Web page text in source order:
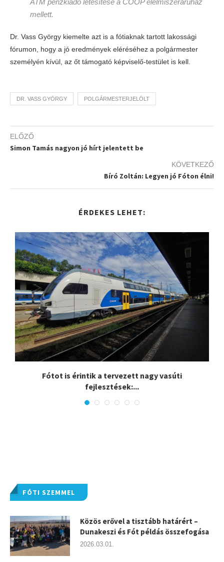
mellett.
Dr. Vass György kiemelte azt is a fótiaknak tartott lakossági
fórumon, hogy a jó eredmények eléréséhez a polgármester
személyén kívül, az őt támogató képviselő-testület is kell.
DR. VASS GYÖRGY POLGÁRMESTERJELÖLT
ELŐZŐ
Simon Tamás nagyon jó hírt jelentett be
KÖVETKEZŐ
Bíró Zoltán: Legyen jó Fóton élni!
ÉRDEKES LEHET:
Fótot is érintik a tervezett nagy vasúti
fejlesztések:...
FÓTI SZEMMEL
Közös erővel a tisztább határért –
Dunakeszi és Fót példás összefogása
2026.03.01.